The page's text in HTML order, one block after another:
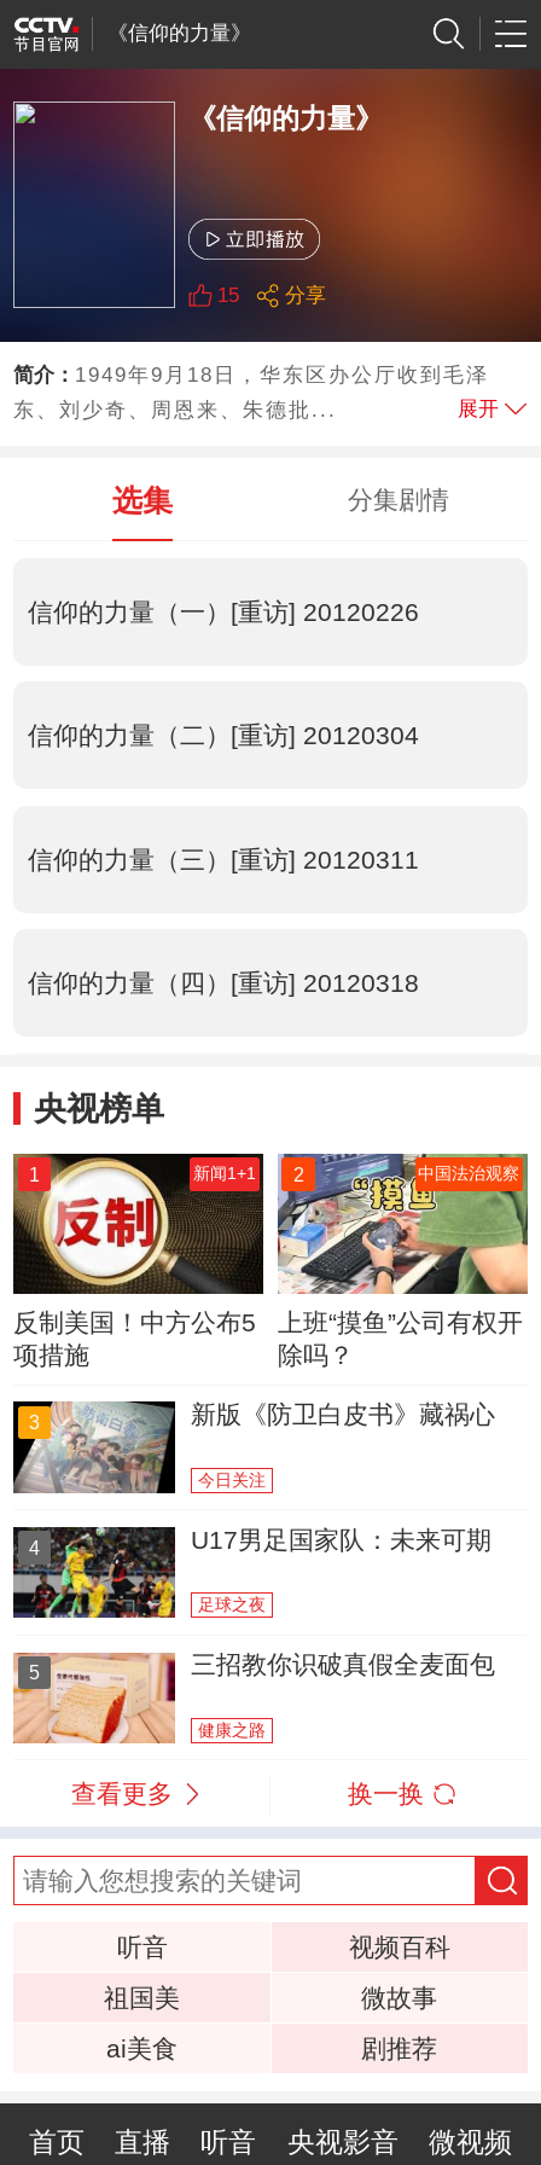
《信仰的力量》
《信仰的力量》
15 分享
简介： 1949年9月18日，华东区办公厅收到毛泽
东、刘少奇、周恩来、朱德批...
展开
选集 分集剧情
信仰的力量（一）[重访] 20120226
信仰的力量（二）[重访] 20120304
信仰的力量（三）[重访] 20120311
信仰的力量（四）[重访] 20120318
央视榜单
1 新闻1+1
反制美国！中方公布5
项措施
2 中国法治观察
上班“摸鱼”公司有权开
除吗？
3 新版《防卫白皮书》藏祸心
今日关注
4 U17男足国家队：未来可期
足球之夜
5 三招教你识破真假全麦面包
健康之路
查看更多 换一换
听音
视频百科
祖国美
微故事
ai美食
剧推荐
首页 直播 听音 央视影音 微视频